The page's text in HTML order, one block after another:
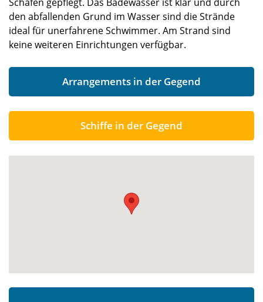
den abfallenden Grund im Wasser sind die Strände
ideal für unerfahrene Schwimmer. Am Strand sind
keine weiteren Einrichtungen verfügbar.
Arrangements in der Gegend
Schiffe in der Gegend